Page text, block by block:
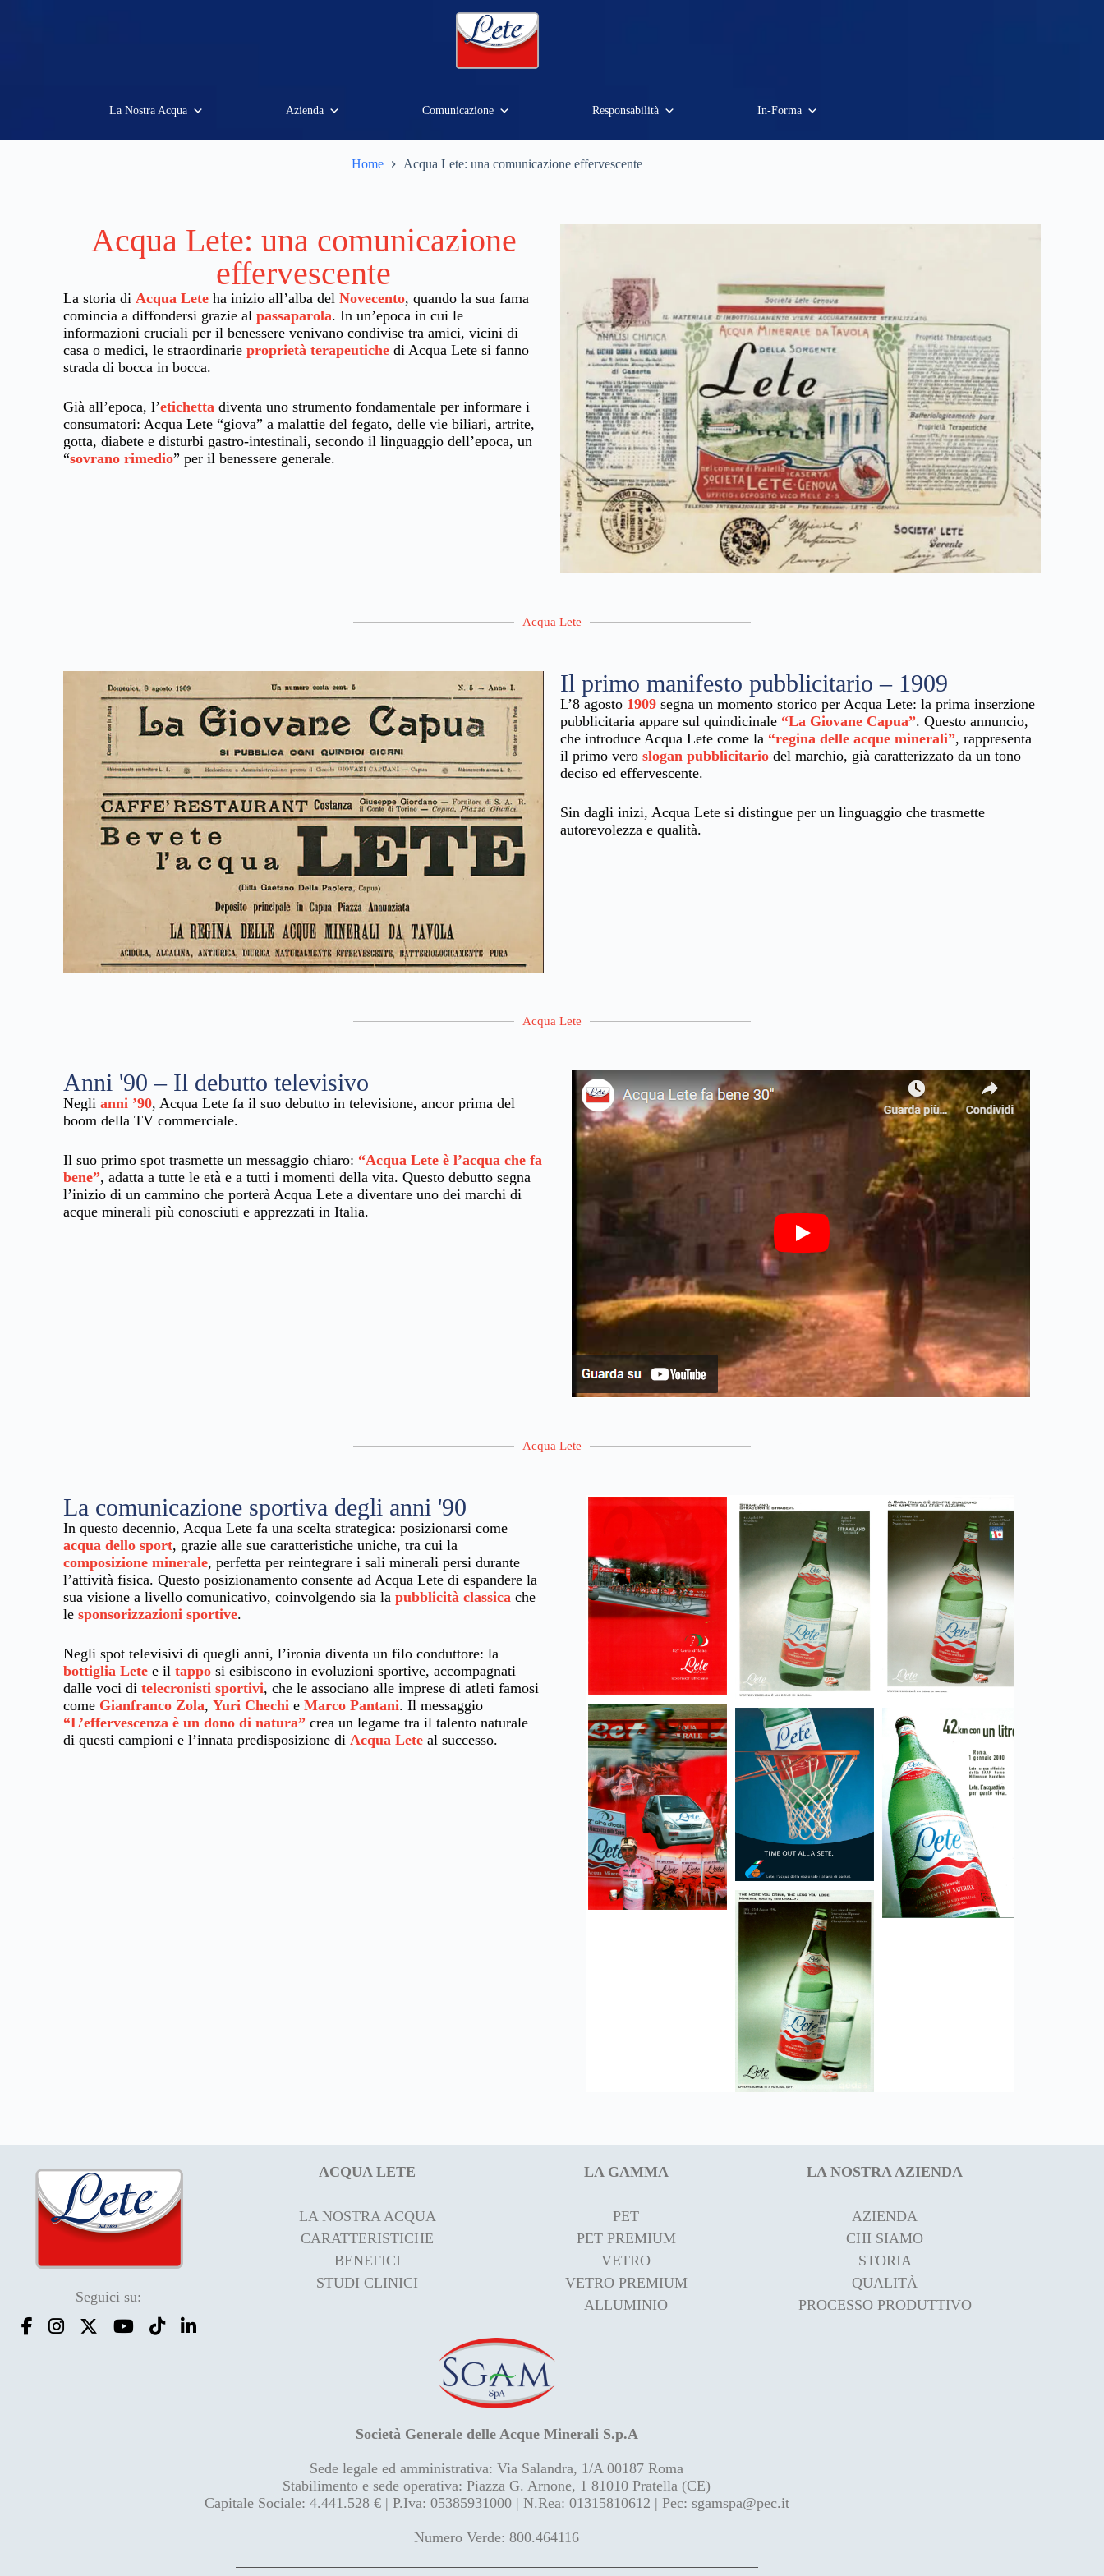
La Nostra Acqua Azienda Comunicazione Responsabilità In-Forma
Home Acqua Lete: una comunicazione effervescente
Acqua Lete: una comunicazione
effervescente
La storia diAcqua Lete ha inizio all’alba delNovecento, quando la sua fama
comincia a diffondersi grazie alpassaparola. In un’epoca in cui le
informazioni cruciali per il benessere venivano condivise tra amici, vicini di
casa o medici, le straordinarieproprietà terapeutiche di Acqua Lete si fanno
strada di bocca in bocca.
Già all’epoca, l’etichetta diventa uno strumento fondamentale per informare i
consumatori: Acqua Lete “giova” a malattie del fegato, delle vie biliari, artrite,
gotta, diabete e disturbi gastro-intestinali, secondo il linguaggio dell’epoca, un
“sovrano rimedio” per il benessere generale.
Acqua Lete
Il primo manifesto pubblicitario – 1909
L’8 agosto 1909 segna un momento storico per Acqua Lete: la prima inserzione
pubblicitaria appare sul quindicinale “La Giovane Capua”. Questo annuncio,
che introduce Acqua Lete come la “regina delle acque minerali”, rappresenta
il primo vero slogan pubblicitario del marchio, già caratterizzato da un tono
deciso ed effervescente.
Sin dagli inizi, Acqua Lete si distingue per un linguaggio che trasmette
autorevolezza e qualità.
Acqua Lete
Anni '90 – Il debutto televisivo
Neglianni ’90, Acqua Lete fa il suo debutto in televisione, ancor prima del
boom della TV commerciale.
Il suo primo spot trasmette un messaggio chiaro: “Acqua Lete è l’acqua che fa
bene”, adatta a tutte le età e a tutti i momenti della vita. Questo debutto segna
l’inizio di un cammino che porterà Acqua Lete a diventare uno dei marchi di
acque minerali più conosciuti e apprezzati in Italia.
Acqua Lete
La comunicazione sportiva degli anni '90
In questo decennio, Acqua Lete fa una scelta strategica: posizionarsi come
acqua dello sport, grazie alle sue caratteristiche uniche, tra cui la
composizione minerale, perfetta per reintegrare i sali minerali persi durante
l’attività fisica. Questo posizionamento consente ad Acqua Lete di espandere la
sua visione a livello comunicativo, coinvolgendo sia lapubblicità classica che
lesponsorizzazioni sportive.
Negli spot televisivi di quegli anni, l’ironia diventa un filo conduttore: la
bottiglia Lete e iltappo si esibiscono in evoluzioni sportive, accompagnati
dalle voci ditelecronisti sportivi, che le associano alle imprese di atleti famosi
come Gianfranco Zola,Yuri Chechi eMarco Pantani. Il messaggio
“L’effervescenza è un dono di natura” crea un legame tra il talento naturale
di questi campioni e l’innata predisposizione diAcqua Lete al successo.
Seguici su:
ACQUA LETE
LA NOSTRA ACQUA
CARATTERISTICHE
BENEFICI
STUDI CLINICI
LA GAMMA
PET
PET PREMIUM
VETRO
VETRO PREMIUM
ALLUMINIO
LA NOSTRA AZIENDA
AZIENDA
CHI SIAMO
STORIA
QUALITÀ
PROCESSO PRODUTTIVO
Società Generale delle Acque Minerali S.p.A
Sede legale ed amministrativa: Via Salandra, 1/A 00187 Roma
Stabilimento e sede operativa: Piazza G. Arnone, 1 81010 Pratella (CE)
Capitale Sociale: 4.441.528 € | P.Iva: 05385931000 | N.Rea: 01315810612 | Pec: sgamspa@pec.it
Numero Verde: 800.464116